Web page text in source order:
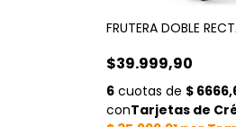
FRUTERA DOBLE
$39.999,90